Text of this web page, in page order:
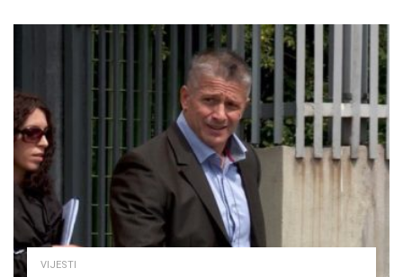
VIJESTI